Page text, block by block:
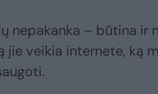
nepakanka – būtina ir
jie veikia internete, ką